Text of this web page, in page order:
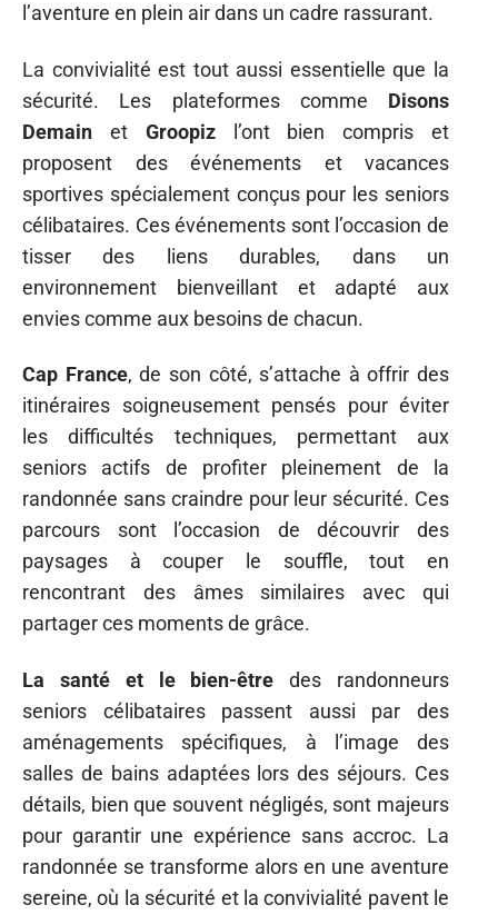
l’aventure en plein air dans un cadre rassurant.
La convivialité est tout aussi essentielle que la
sécurité. Les plateformes comme Disons
Demain et Groopizl’ont bien compris et
proposent des événements et vacances
sportives spécialement conçus pour les seniors
célibataires. Ces événements sont l’occasion de
tisser des liens durables, dans un
environnement bienveillant et adapté aux
envies comme aux besoins de chacun.
Cap France, de son côté, s’attache à offrir des
itinéraires soigneusement pensés pour éviter
les difficultés techniques, permettant aux
seniors actifs de profiter pleinement de la
randonnée sans craindre pour leur sécurité. Ces
parcours sont l’occasion de découvrir des
paysages à couper le souffle, tout en
rencontrant des âmes similaires avec qui
partager ces moments de grâce.
La santé et le bien-être des randonneurs
seniors célibataires passent aussi par des
aménagements spécifiques, à l’image des
salles de bains adaptées lors des séjours. Ces
détails, bien que souvent négligés, sont majeurs
pour garantir une expérience sans accroc. La
randonnée se transforme alors en une aventure
sereine, où la sécurité et la convivialité pavent le